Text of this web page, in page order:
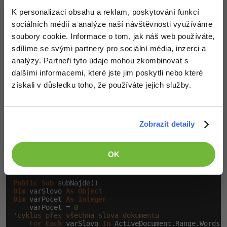
K personalizaci obsahu a reklam, poskytování funkcí
sociálních médií a analýze naší návštěvnosti využíváme
soubory cookie. Informace o tom, jak náš web používáte,
sdílíme se svými partnery pro sociální média, inzerci a
analýzy. Partneři tyto údaje mohou zkombinovat s
dalšími informacemi, které jste jim poskytli nebo které
získali v důsledku toho, že používáte jejich služby.
Zobrazit detaily
OK
dopis:
Public Sub
varSlovo
'vlastnost text znamená, že bude vrácen obsah
    varSlovo = ActiveDocument.Range.Words(
1).
'odstraníme mezery
    varSlovo = Trim(varSlovo)
If varSlovo = "Vážený" Or varSlovo = "Vážená"
"Aktivní dokument je dopisem"
End Sub
zopakujeme práci s procházením celé kolekce. Zde v
příkladu projdeme kolekci slov ve vymezené oblasti:
Public Sub
Dim varSlovo As
Object
Dim varPocet As
Integer
    varPocet =
0
'cyklus přes všechna slova dokumentu
For Each varSlovo In ActiveDocument.Range.Words